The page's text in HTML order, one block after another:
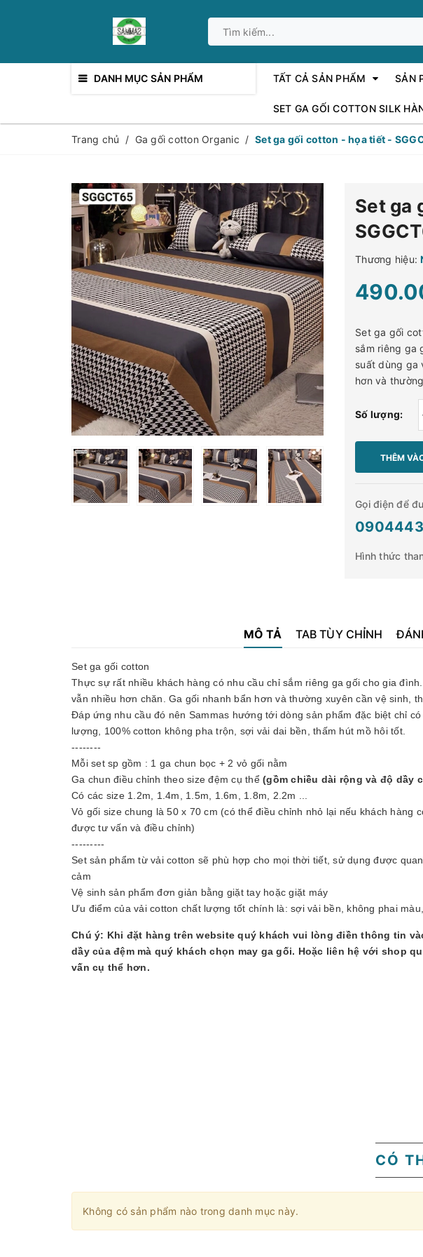
DANH MỤC SẢN PHẨM TẤT CẢ SẢN PHẨM SẢN
SET GA GỐI COTTON SILK
Trang chủ / Ga gối cotton Organic / Set ga gối cotton - họa tiết -
Set ga
Thương hiệu:
Set ga gối
sắm riêng ga
suất dùng ga
hơn và
Số lượng:
THÊM
Gọi điện để
Hình thức
MÔ TẢ TAB TÙY CHỈNH
Set ga gối cotton
Thực sự rất nhiều khách hàng có nhu cầu chỉ sắm riêng ga gối cho gia
vẫn nhiều hơn chăn. Ga gối nhanh bẩn hơn và thường xuyên cần vệ sinh,
Đáp ứng nhu cầu đó nên Sammas hướng tới dòng sản phẩm đặc biệt chỉ
lượng, 100% cotton không pha trộn, sợi vải dai bền, thấm hút mồ hôi tốt.
--------
Mỗi set sp gồm : 1 ga chun bọc + 2 vỏ gối nằm
Ga chun điều chỉnh theo size đệm cụ thể (gồm chiều dài rộng và độ dầy
Có các size 1.2m, 1.4m, 1.5m, 1.6m, 1.8m, 2.2m ...
Vỏ gối size chung là 50 x 70 cm (có thể điều chỉnh nhỏ lại nếu khách hàng
được tư vấn và điều chỉnh)
---------
Set sản phẩm từ vải cotton sẽ phù hợp cho mọi thời tiết, sử dụng được
cảm
Vệ sinh sản phẩm đơn giản bằng giặt tay hoặc giặt máy
Ưu điểm của vải cotton chất lượng tốt chính là: sợi vải bền, không phai
Chú ý: Khi đặt hàng trên website quý khách vui lòng điền thông tin
dầy của đệm mà quý khách chọn may ga gối. Hoặc liên hệ với shop
vấn cụ thể hơn.
CÓ
Không có sản phẩm nào trong danh mục này.